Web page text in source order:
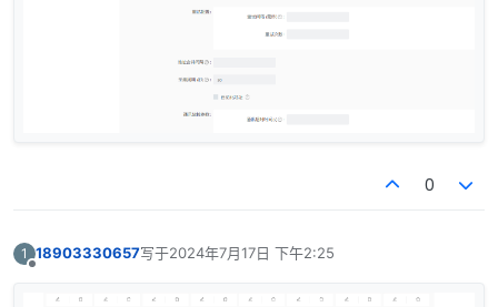
0
1 18903330657写于2024年7月17日 下午2:25
最后由 编辑